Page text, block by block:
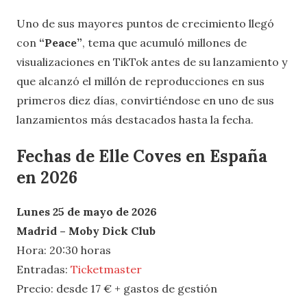
Uno de sus mayores puntos de crecimiento llegó
con “Peace”, tema que acumuló millones de
visualizaciones en TikTok antes de su lanzamiento y
que alcanzó el millón de reproducciones en sus
primeros diez días, convirtiéndose en uno de sus
lanzamientos más destacados hasta la fecha.
Fechas de Elle Coves en España
en 2026
Lunes 25 de mayo de 2026
Madrid – Moby Dick Club
Hora: 20:30 horas
Entradas: Ticketmaster
Precio: desde 17 € + gastos de gestión